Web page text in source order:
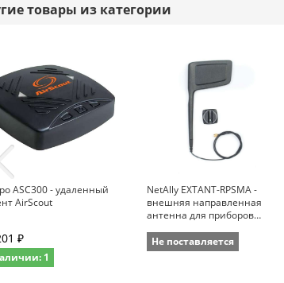
товары из категории
ASC300 - удаленный
AirScout
₽
1
NetAlly EXTANT-RPSMA -
внешняя направленная
антенна для приборов
Не поставляется